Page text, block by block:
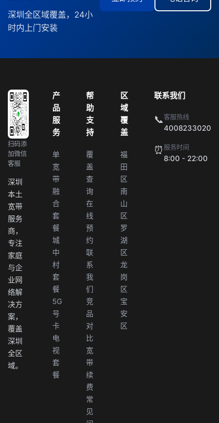
深圳全区域覆盖，24小
时内上门安装
扫码添
加微信
客服
深圳
本土
宽带
服务
商，
专注
家庭
与企
业网
络解
决方
案，
覆盖
深圳
全区
域。
产
品
服
务
单
宽
带
融
合
套
餐
城
中
村
套
餐
5G
号
卡
电
视
套
餐
帮
助
支
持
覆
盖
查
询
在
线
预
约
联
系
我
们
竞
品
对
比
宽
带
续
费
常
见
区
域
覆
盖
福
田
区
南
山
区
罗
湖
区
龙
岗
区
宝
安
区
联系我们
📞客服热线
4008233020
⏰ 服务时间
8:00 - 22:00